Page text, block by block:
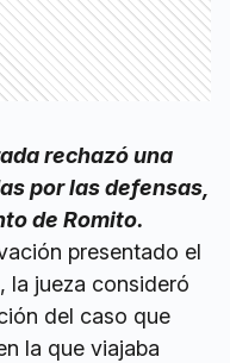
rechazó una
por las defensas,
de Romito.
presentado el
la jueza consideró
del caso que
la que viajaba